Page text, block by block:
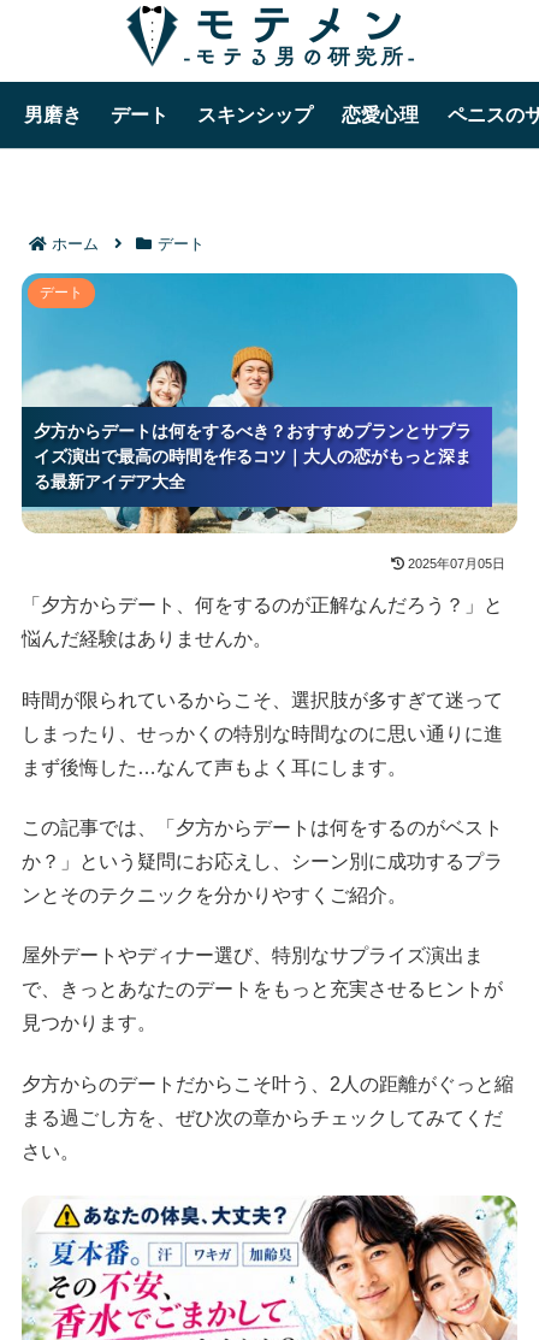
男磨き デート スキンシップ 恋愛心理 ペニスの
ホーム デート
夕方からデートは何をするべき？おすすめプランとサ
プライズ演出で最高の時間を作るコツ｜大人の恋がも
夕方からデートは何をするべき？おすすめプランとサプラ
イズ演出で最高の時間を作るコツ｜大人の恋がもっと深ま
る最新アイデア大全
夕方からデートは何をするべき？おすすめプランとサプラ
イズ演出で最高の時間を作るコツ｜大人の恋がもっと深ま
る最新アイデア大全
夕方からデートは何をするべき？おすすめプランとサプラ
イズ演出で最高の時間を作るコツ｜大人の恋がもっと深ま
る最新アイデア大全
デート
2025年07月05日
「夕方からデート、何をするのが正解なんだろう？」と
悩んだ経験はありませんか。
時間が限られているからこそ、選択肢が多すぎて迷って
しまったり、せっかくの特別な時間なのに思い通りに進
まず後悔した…なんて声もよく耳にします。
この記事では、「夕方からデートは何をするのがベスト
か？」という疑問にお応えし、シーン別に成功するプラ
ンとそのテクニックを分かりやすくご紹介。
屋外デートやディナー選び、特別なサプライズ演出ま
で、きっとあなたのデートをもっと充実させるヒントが
見つかります。
夕方からのデートだからこそ叶う、2人の距離がぐっと縮
まる過ごし方を、ぜひ次の章からチェックしてみてくだ
さい。